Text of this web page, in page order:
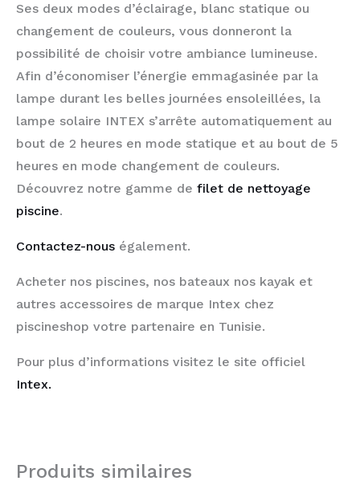
Ses deux modes d’éclairage, blanc statique ou
changement de couleurs, vous donneront la
possibilité de choisir votre ambiance lumineuse.
Afin d’économiser l’énergie emmagasinée par la
lampe durant les belles journées ensoleillées, la
lampe solaire INTEX s’arrête automatiquement au
bout de 2 heures en mode statique et au bout de 5
heures en mode changement de couleurs.
Découvrez notre gamme de filet de nettoyage
piscine.
Contactez-nous également.
Acheter nos piscines, nos bateaux nos kayak et
autres accessoires de marque Intex chez
piscineshop votre partenaire en Tunisie.
Pour plus d’informations visitez le site officiel
Intex.
Produits similaires